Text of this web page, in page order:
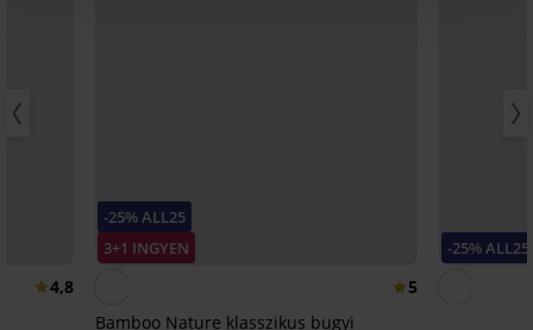
4,8
-25% ALL25
3+1 INGYEN
5
Bamboo Nature klasszikus bugyi
-25% ALL25